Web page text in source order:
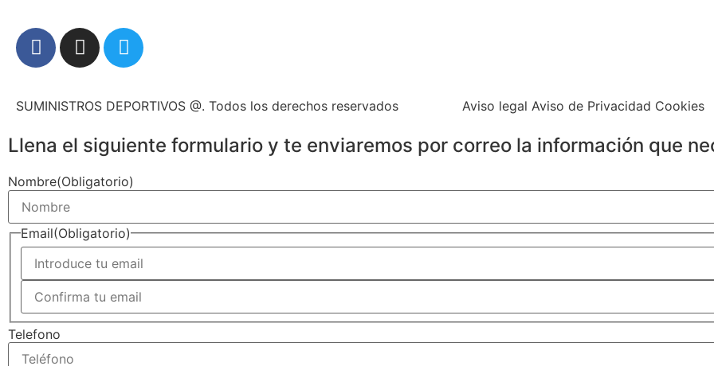
SUMINISTROS DEPORTIVOS @. Todos los derechos reservados Aviso legal Aviso de Privacidad Cookies
Llena el siguiente formulario y te enviaremos por correo la información que
Nombre(Obligatorio)
Email(Obligatorio)
Telefono